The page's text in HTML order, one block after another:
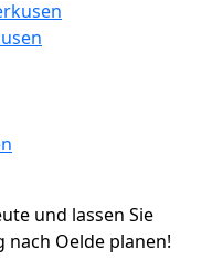
und lassen Sie
Oelde planen!